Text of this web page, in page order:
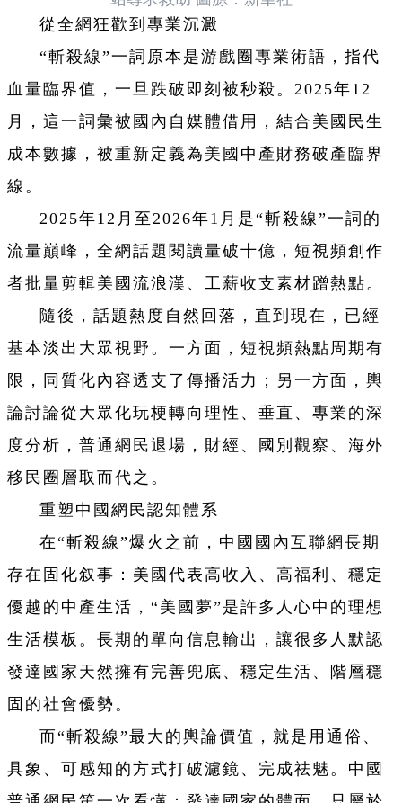
從全網狂歡到專業沉澱
“斬殺線”一詞原本是游戲圈專業術語，指代
血量臨界值，一旦跌破即刻被秒殺。2025年12
月，這一詞彙被國內自媒體借用，結合美國民生
成本數據，被重新定義為美國中產財務破產臨界
線。
2025年12月至2026年1月是“斬殺線”一詞的
流量巔峰，全網話題閱讀量破十億，短視頻創作
者批量剪輯美國流浪漢、工薪收支素材蹭熱點。
隨後，話題熱度自然回落，直到現在，已經
基本淡出大眾視野。一方面，短視頻熱點周期有
限，同質化內容透支了傳播活力；另一方面，輿
論討論從大眾化玩梗轉向理性、垂直、專業的深
度分析，普通網民退場，財經、國別觀察、海外
移民圈層取而代之。
重塑中國網民認知體系
在“斬殺線”爆火之前，中國國內互聯網長期
存在固化叙事：美國代表高收入、高福利、穩定
優越的中產生活，“美國夢”是許多人心中的理想
生活模板。 長期的單向信息輸出，讓很多人默認
發達國家天然擁有完善兜底、穩定生活、階層穩
固的社會優勢。
而“斬殺線”最大的輿論價值，就是用通俗、
具象、可感知的方式打破濾鏡、完成祛魅。中國